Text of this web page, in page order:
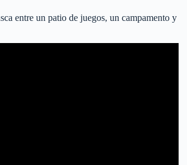
entre un patio de juegos, un campamento y